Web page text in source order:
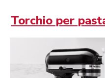
Torchio per